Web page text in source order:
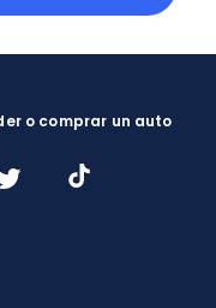
o comprar un auto